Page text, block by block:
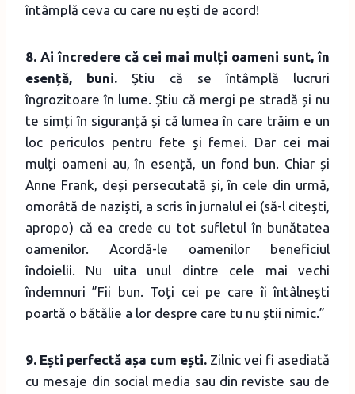
întâmplă ceva cu care nu ești de acord!
8. Ai încredere că cei mai mulți oameni sunt, în
esență, buni. Știu că se întâmplă lucruri
îngrozitoare în lume. Știu că mergi pe stradă și nu
te simți în siguranță și că lumea în care trăim e un
loc periculos pentru fete și femei. Dar cei mai
mulți oameni au, în esență, un fond bun. Chiar și
Anne Frank, deși persecutată și, în cele din urmă,
omorâtă de naziști, a scris în jurnalul ei (să-l citești,
apropo) că ea crede cu tot sufletul în bunătatea
oamenilor. Acordă-le oamenilor beneficiul
îndoielii. Nu uita unul dintre cele mai vechi
îndemnuri ”Fii bun. Toți cei pe care îi întâlnești
poartă o bătălie a lor despre care tu nu știi nimic.”
9. Ești perfectă așa cum ești. Zilnic vei fi asediată
cu mesaje din social media sau din reviste sau de